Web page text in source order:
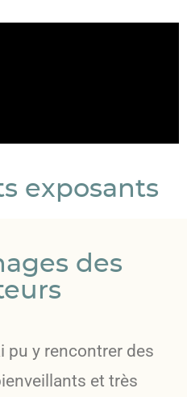
exposants
des
pu y rencontrer des
et très